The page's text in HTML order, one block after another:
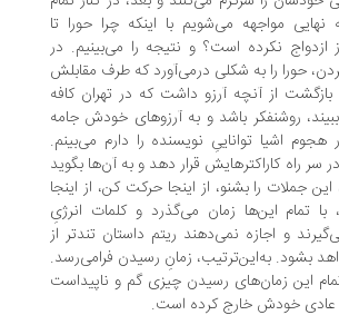
می‌شویم با اینکه چرا حورا تا
نکرده است؟ و نتیجه را می‌بینیم. در
را به شکلی درمی‌آورد که طرف مقابلش
از آنچه آرزو داشت که در تهران کافه
روشنفکر باشد و به آرزوهای خودش جامه
تواناییِ نویسنده را دارم می‌بینم.
کاراکترهایش قرار دهد و به آن‌ها بگوید
را بشنو، از اینجا حرکت کن، از اینجا
این‌ها زمان می‌گذرد و کلمات انرژیِ
اجازه نمی‌دهند ریتم داستان تندتر از
به‌این‌ترتیب، زمانِ رسیدن فرامی‌رسد.
زمان‌های رسیدن چیزی گم و ناپیداست
خودش خارج کرده است.